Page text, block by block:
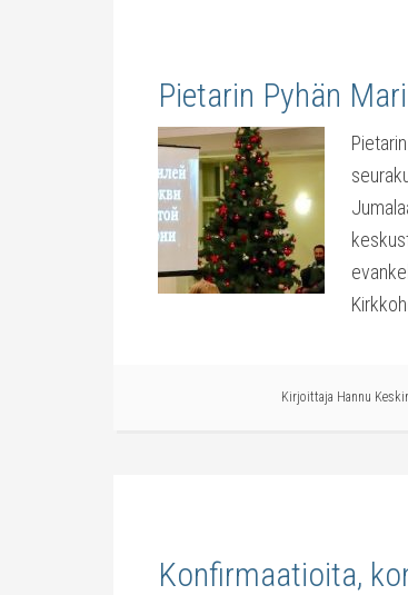
Pietarin Pyhän
Kirjoittaja Hannu
Konfirmaatioita,